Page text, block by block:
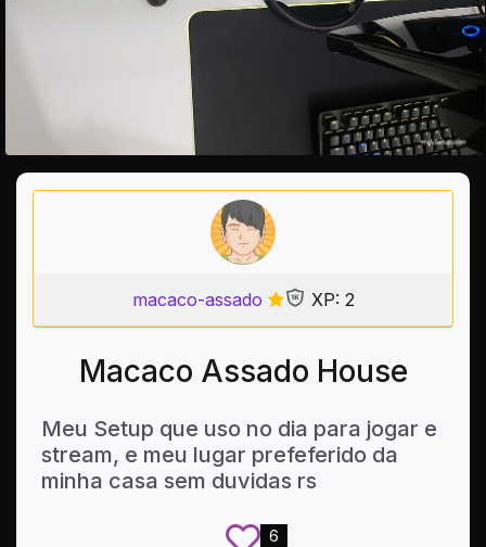
macaco-assado XP: 2
Macaco Assado House
Meu Setup que uso no dia para jogar e
stream, e meu lugar prefeferido da
minha casa sem duvidas rs
6